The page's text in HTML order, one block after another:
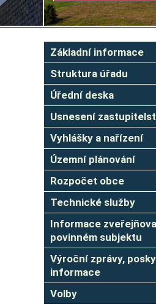
Základní informace
Struktura úřadu
Úřední deska
Usnesení
Vyhlášky a nařízení
Územní plánování
Rozpočet obce
Technické služby
Informace
povinném subjektu
Výroční zprávy,
informace
Volby